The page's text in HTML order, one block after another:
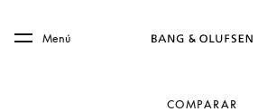
Skip to main footer
Menú
COMPARAR